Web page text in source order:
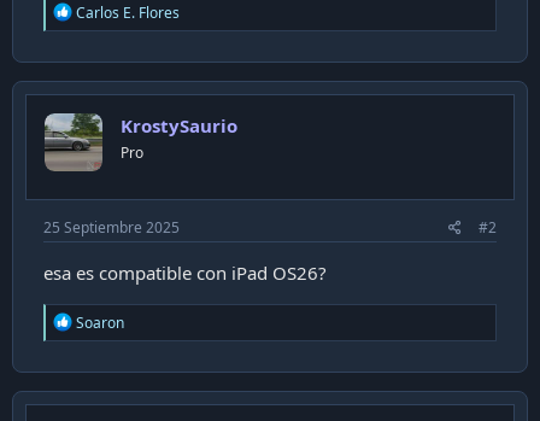
R
e
c
t
o
n
s
Carlos E. Flores
KrostySaurio
Pro
25 Septiembre 2025 #2
esa es compatible con iPad OS26?
R
e
c
t
Soaron